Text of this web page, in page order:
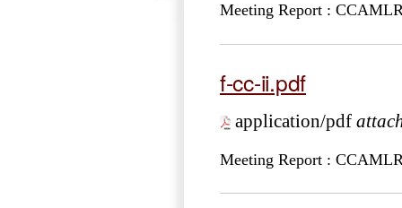
Meeting Report :
f-cc-ii.pdf
application/pdf
Meeting Report :